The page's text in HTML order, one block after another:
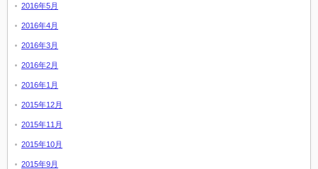
2016年5月
2016年4月
2016年3月
2016年2月
2016年1月
2015年12月
2015年11月
2015年10月
2015年9月